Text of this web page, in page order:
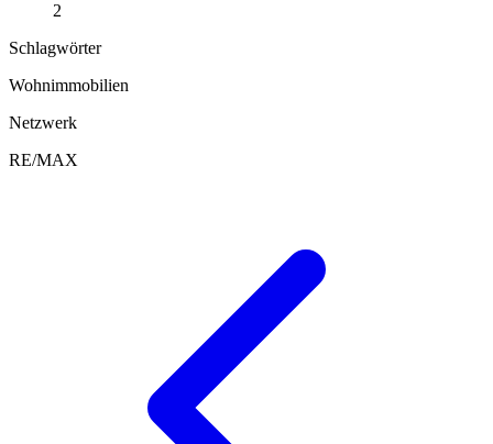
2
Schlagwörter
Wohnimmobilien
Netzwerk
RE/MAX